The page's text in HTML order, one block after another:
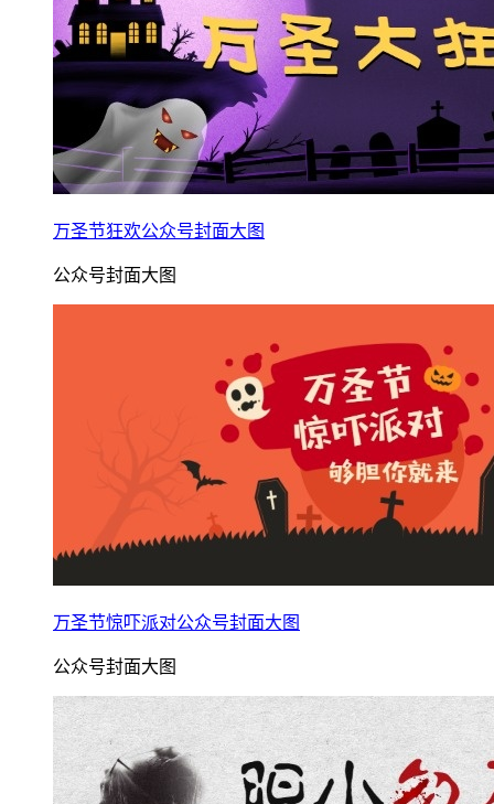
万圣节狂欢公众号封面大图
公众号封面大图
万圣节惊吓派对公众号封面大图
公众号封面大图